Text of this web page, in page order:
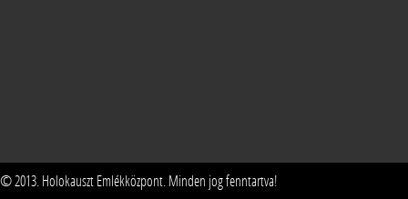
© 2013. Holokauszt Emlékközpont. Minden jog fenntartva!